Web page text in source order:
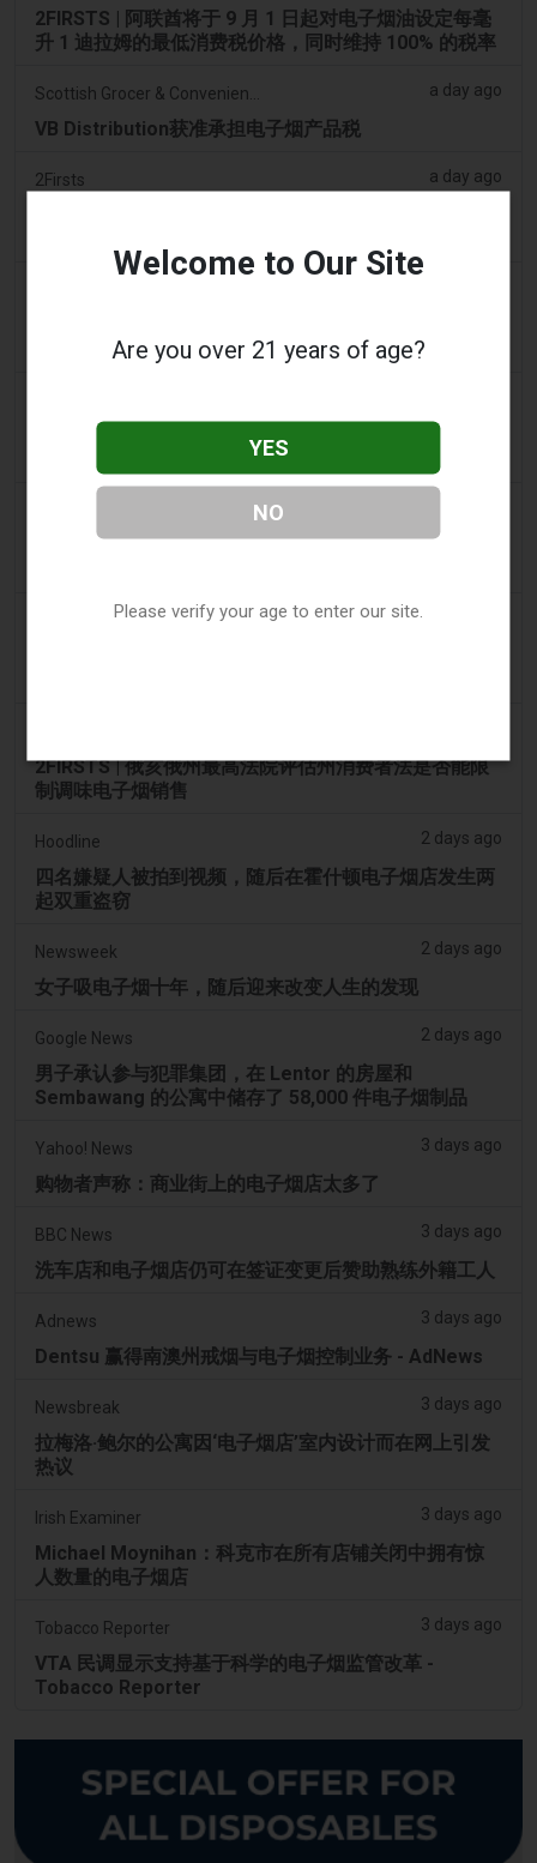
2FIRSTS | 阿联酋将于 9 月 1 日起对电子烟油设定每毫
升 1 迪拉姆的最低消费税价格，同时维持 100% 的税率
a day ago
VB Distribution获准承担电子烟产品税
2Firsts a day ago
哥斯达黎加新的电子烟法规原定今日生效，但并未生
Ohio 评估执行非法电子烟销售的权力 – Tobacco
The National 2 days ago
2FIRSTS | 俄亥俄州最高法院评估州消费者法是否能限
制调味电子烟销售
Hoodline 2 days ago
四名嫌疑人被拍到视频，随后在霍什顿电子烟店发生两
起双重盗窃
Newsweek 2 days ago
女子吸电子烟十年，随后迎来改变人生的发现
Google News 2 days ago
男子承认参与犯罪集团，在 Lentor 的房屋和
Sembawang 的公寓中储存了 58,000 件电子烟制品
Yahoo! News 3 days ago
购物者声称：商业街上的电子烟店太多了
BBC News 3 days ago
洗车店和电子烟店仍可在签证变更后赞助熟练外籍工人
Adnews 3 days ago
Dentsu 赢得南澳州戒烟与电子烟控制业务 - AdNews
Newsbreak 3 days ago
拉梅洛·鲍尔的公寓因‘电子烟店’室内设计而在网上引发
热议
Irish Examiner 3 days ago
Michael Moynihan：科克市在所有店铺关闭中拥有惊
人数量的电子烟店
Tobacco Reporter 3 days ago
VTA 民调显示支持基于科学的电子烟监管改革 -
Tobacco Reporter
Welcome to Our Site
Are you over 21 years of age?
YES
NO
Please verify your age to enter our site.